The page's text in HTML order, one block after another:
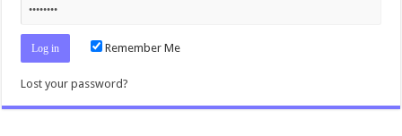
Remember Me
Lost your password?